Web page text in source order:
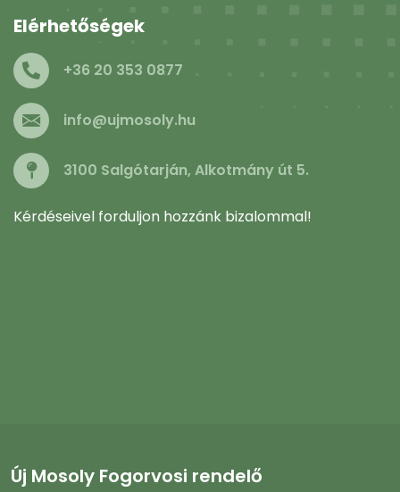
Elérhetőségek
+36 20 353 0877
info@ujmosoly.hu
3100 Salgótarján, Alkotmány út 5.
Kérdéseivel forduljon hozzánk bizalommal!
Új Mosoly Fogorvosi rendelő